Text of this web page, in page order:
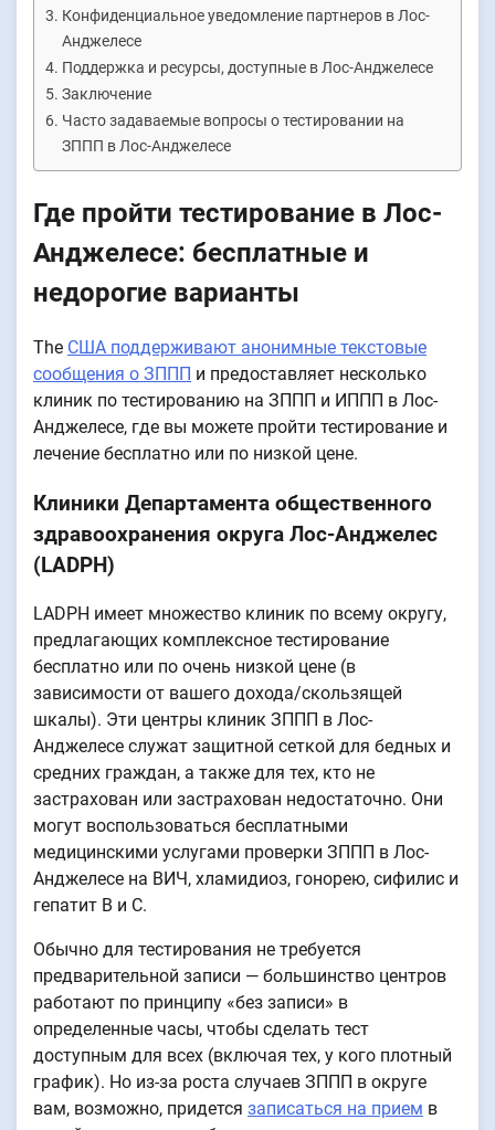
Конфиденциальное уведомление партнеров в Лос-
Анджелесе
Поддержка и ресурсы, доступные в Лос-Анджелесе
Заключение
Часто задаваемые вопросы о тестировании на
ЗППП в Лос-Анджелесе
Где пройти тестирование в Лос-
Анджелесе: бесплатные и
недорогие варианты
The США поддерживают анонимные текстовые
сообщения о ЗППП и предоставляет несколько
клиник по тестированию на ЗППП и ИППП в Лос-
Анджелесе, где вы можете пройти тестирование и
лечение бесплатно или по низкой цене.
Клиники Департамента общественного
здравоохранения округа Лос-Анджелес
(LADPH)
LADPH имеет множество клиник по всему округу,
предлагающих комплексное тестирование
бесплатно или по очень низкой цене (в
зависимости от вашего дохода/скользящей
шкалы). Эти центры клиник ЗППП в Лос-
Анджелесе служат защитной сеткой для бедных и
средних граждан, а также для тех, кто не
застрахован или застрахован недостаточно. Они
могут воспользоваться бесплатными
медицинскими услугами проверки ЗППП в Лос-
Анджелесе на ВИЧ, хламидиоз, гонорею, сифилис и
гепатит B и C.
Обычно для тестирования не требуется
предварительной записи — большинство центров
работают по принципу «без записи» в
определенные часы, чтобы сделать тест
доступным для всех (включая тех, у кого плотный
график). Но из-за роста случаев ЗППП в округе
вам, возможно, придется записаться на прием в